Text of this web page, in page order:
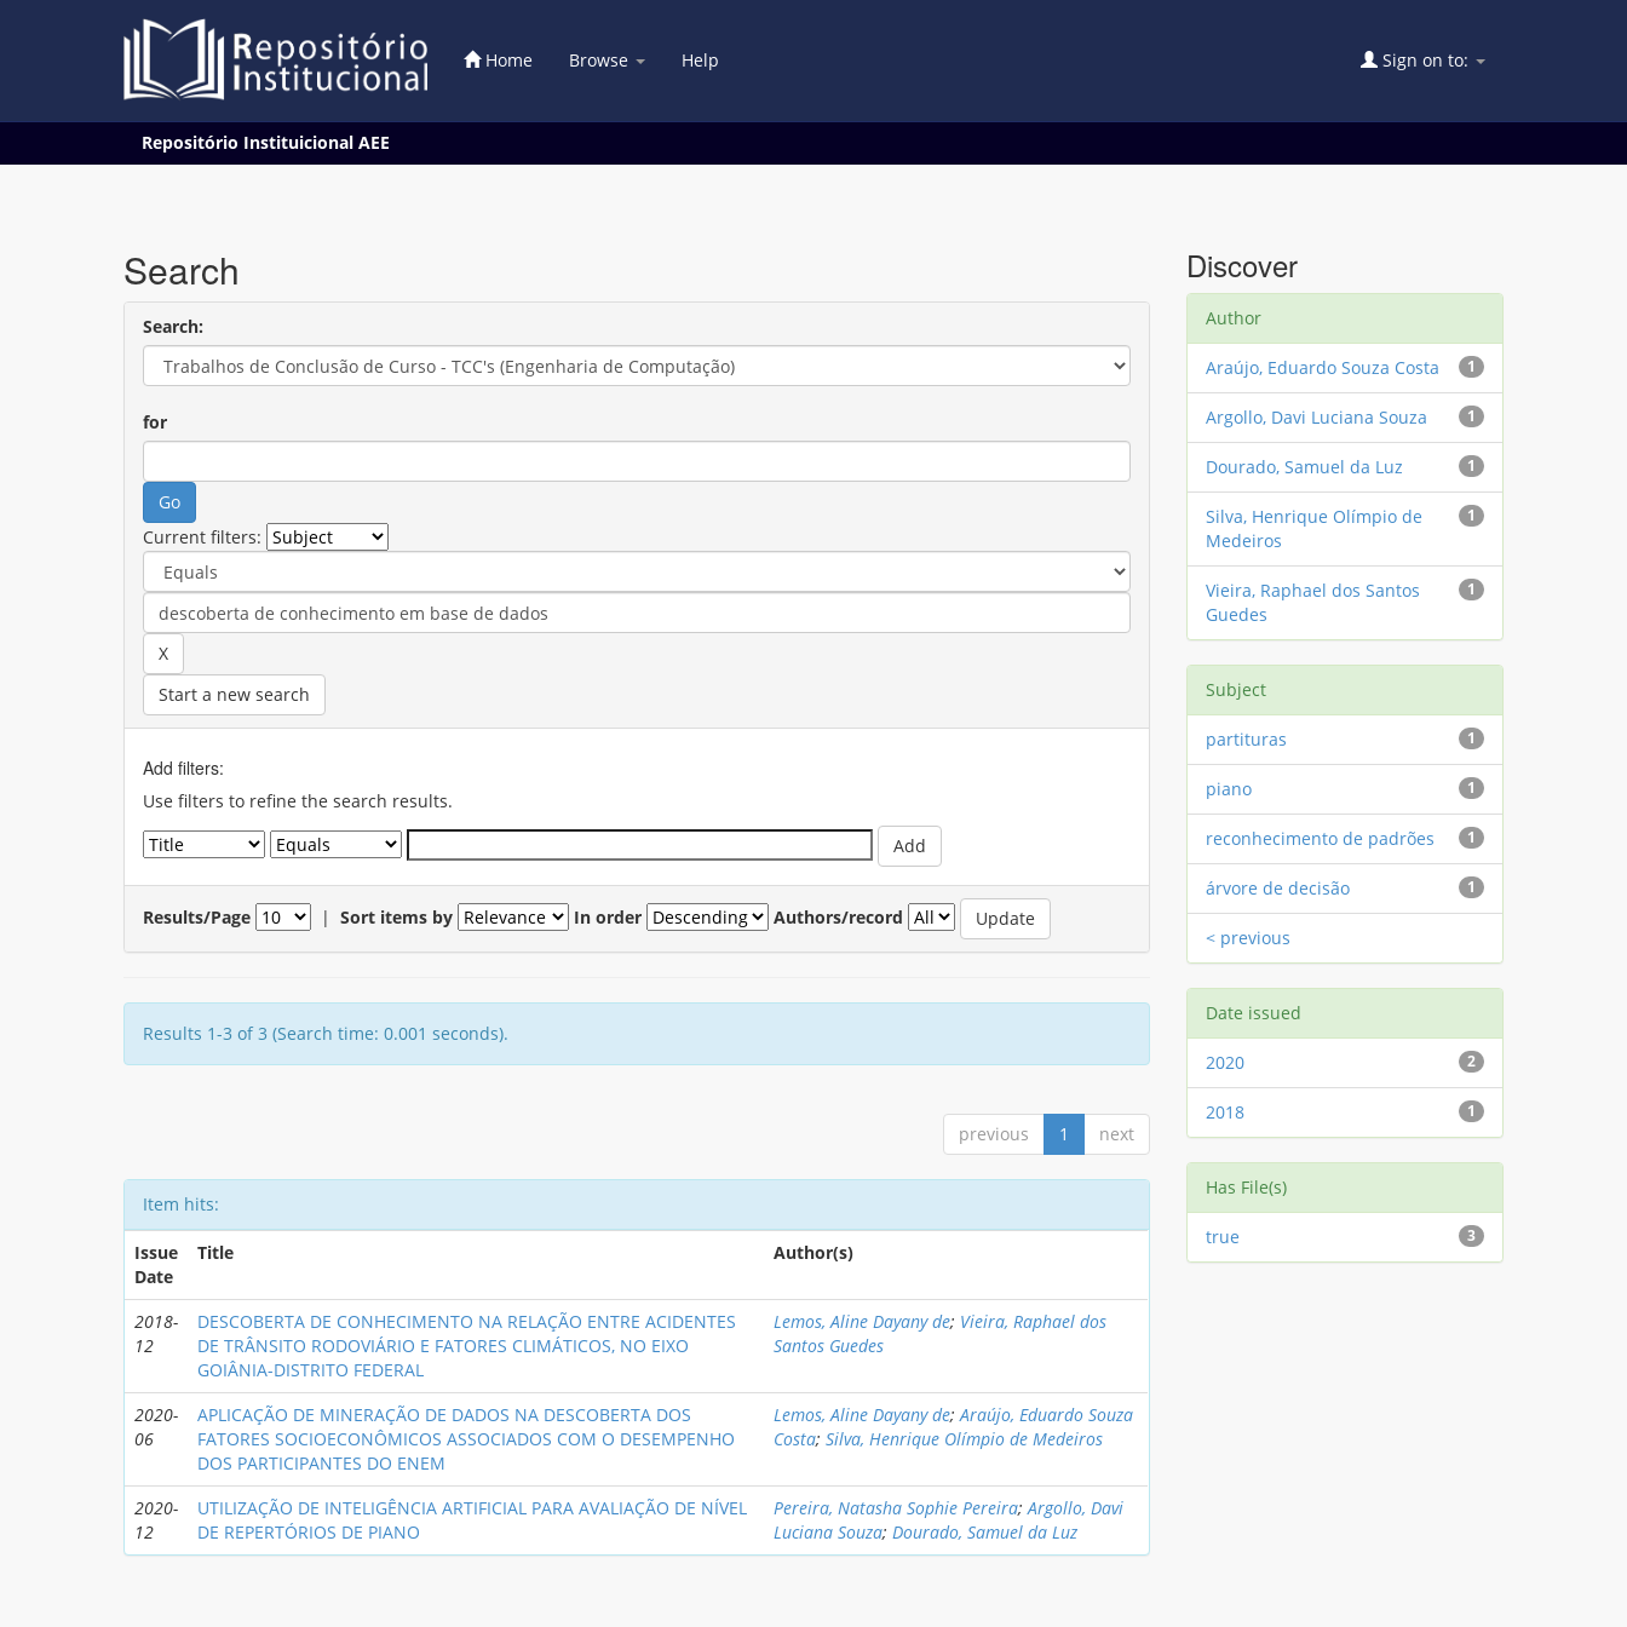
Home Browse Help Sign on to:
Repositório Instituicional AEE
Search
Search:
for
Current filters:
Start a new search
Add filters:
Use filters to refine the search results.
Results/Page | Sort items by In order Authors/record
Results 1-3 of 3 (Search time: 0.001 seconds).
previous 1 next
Item hits:
Issue
Date
Title Author(s)
2018-
12
DESCOBERTA DE CONHECIMENTO NA RELAÇÃO ENTRE ACIDENTES
DE TRÂNSITO RODOVIÁRIO E FATORES CLIMÁTICOS, NO EIXO
GOIÂNIA-DISTRITO FEDERAL
Lemos, Aline Dayany de; Vieira, Raphael dos
Santos Guedes
2020-
06
APLICAÇÃO DE MINERAÇÃO DE DADOS NA DESCOBERTA DOS
FATORES SOCIOECONÔMICOS ASSOCIADOS COM O DESEMPENHO
DOS PARTICIPANTES DO ENEM
Lemos, Aline Dayany de;Araújo, Eduardo Souza
Costa;Silva, Henrique Olímpio de Medeiros
2020-
12
UTILIZAÇÃO DE INTELIGÊNCIA ARTIFICIAL PARA AVALIAÇÃO DE NÍVEL
DE REPERTÓRIOS DE PIANO
Pereira, Natasha Sophie Pereira;Argollo, Davi
Luciana Souza;Dourado, Samuel da Luz
Discover
Author
1
Araújo, Eduardo Souza Costa
1
Argollo, Davi Luciana Souza
1
Dourado, Samuel da Luz
1
Silva, Henrique Olímpio de
Medeiros
1
Vieira, Raphael dos Santos
Guedes
Subject
1
partituras
1
piano
1
reconhecimento de padrões
1
árvore de decisão
< previous
Date issued
2
2020
1
2018
Has File(s)
3
true